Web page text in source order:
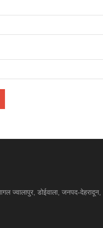
ज्वालापुर, डोईवाला, जनपद-देहरादून,